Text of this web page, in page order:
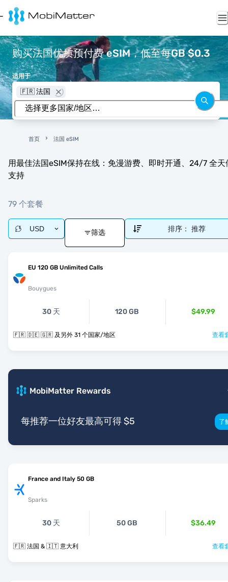
购买法国优质预付费 eSIM，低至每GB $0.3
适用于
🇫🇷 法国
首页 法国 eSIM
用最佳法国eSIM保持在线：免漫游费、即时开通、24/7 全天
支持
79 个套餐
USD 筛选 排序： 推荐
EU 120 GB Unlimited Calls
Bouygues
30 天 120 GB $49.99
🇫🇷 🇩🇪 🇬🇷 及另外 31 个国家/地区 查看
MobiMatter Rewards
每推荐一位好友最高可得 $5 了
France and Italy 50 GB
Sparks
30 天 50 GB $36.49
🇫🇷 法国 & 🇮🇹 意大利 查看